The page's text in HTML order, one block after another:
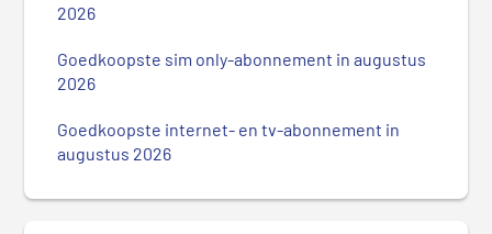
e
2026
Goedkoopste sim only-abonnement in augustus
2026
Goedkoopste internet- en tv-abonnement in
augustus 2026